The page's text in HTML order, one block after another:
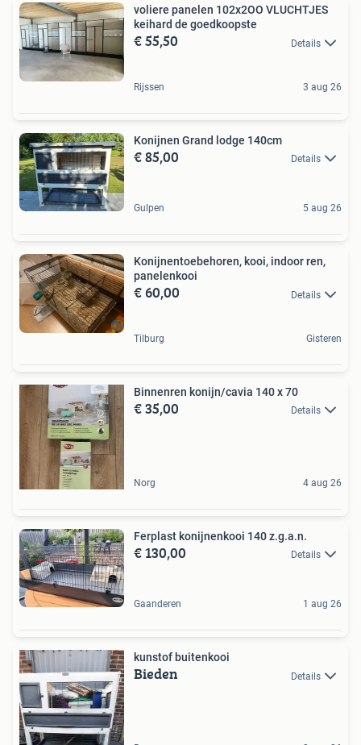
voliere panelen 102x2OO VLUCHTJES
keihard de goedkoopste
€ 55,50 Details
Rijssen 3 aug 26
Konijnen Grand lodge 140cm
€ 85,00 Details
Gulpen 5 aug 26
Konijnentoebehoren, kooi, indoor ren,
panelenkooi
€ 60,00 Details
Tilburg Gisteren
Binnenren konijn/cavia 140 x 70
€ 35,00 Details
Norg 4 aug 26
Ferplast konijnenkooi 140 z.g.a.n.
€ 130,00 Details
Gaanderen 1 aug 26
kunstof buitenkooi
Bieden Details